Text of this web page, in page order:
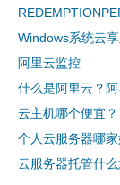
Windows系统云
阿里云监控
什么是阿里云？
云主机哪个便宜？
个人云服务器哪家
云服务器托管什么